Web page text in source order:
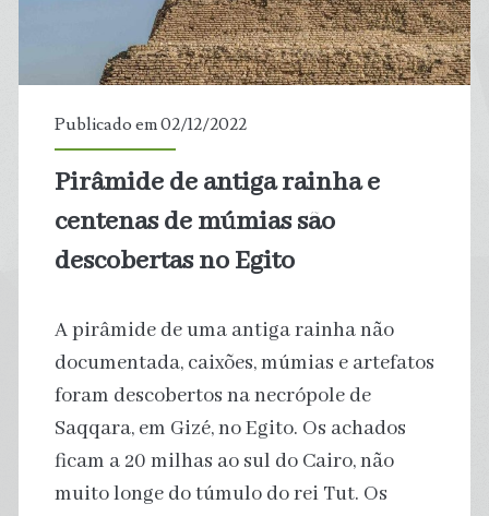
Publicado em 02/12/2022
Pirâmide de antiga rainha e
centenas de múmias são
descobertas no Egito
A pirâmide de uma antiga rainha não
documentada, caixões, múmias e artefatos
foram descobertos na necrópole de
Saqqara, em Gizé, no Egito. Os achados
ficam a 20 milhas ao sul do Cairo, não
muito longe do túmulo do rei Tut. Os